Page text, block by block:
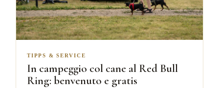
TIPPS & SERVICE
In campeggio col cane al Red Bull
Ring: benvenuto e gratis